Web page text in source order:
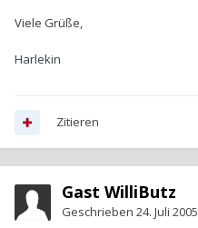
Viele Grüße,
Harlekin
Zitieren
Gast WilliButz
Geschrieben 24. Juli 2005